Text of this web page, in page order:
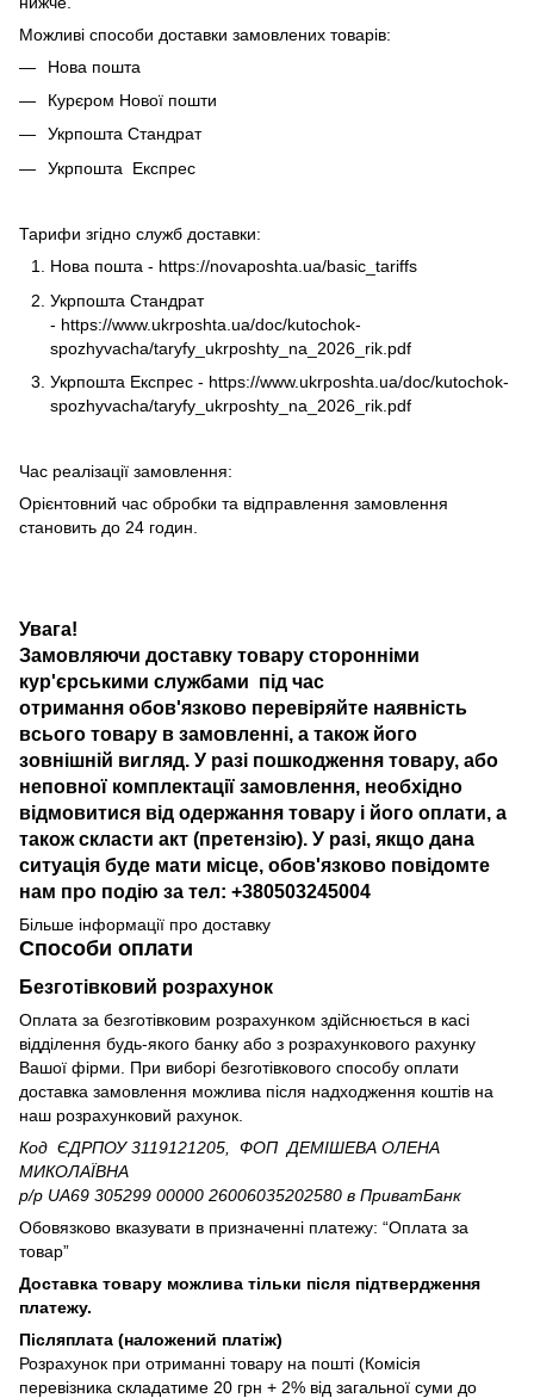
Можливі способи доставки замовлених товарів:
Нова пошта
Курєром Нової пошти
Укрпошта Стандрат
Укрпошта Експрес
Тарифи згідно служб доставки:
Нова пошта - https://novaposhta.ua/basic_tariffs
Укрпошта Стандрат
- https://www.ukrposhta.ua/doc/kutochok-
spozhyvacha/taryfy_ukrposhty_na_2026_rik.pdf
Укрпошта Експрес - https://www.ukrposhta.ua/doc/kutochok-
spozhyvacha/taryfy_ukrposhty_na_2026_rik.pdf
Час реалізації замовлення:
Орієнтовний час обробки та відправлення замовлення
становить до 24 годин.
Увага!
Замовляючи доставку товару сторонніми
кур'єрськими службами під час
отримання обов'язково перевіряйте наявність
всього товару в замовленні, а також його
зовнішній вигляд. У разі пошкодження товару, або
неповної комплектації замовлення, необхідно
відмовитися від одержання товару і його оплати, а
також скласти акт (претензію). У разі, якщо дана
ситуація буде мати місце, обов'язково повідомте
нам про подію за тел: +380503245004
Більше інформації про доставку
Способи оплати
Безготівковий розрахунок
Оплата за безготівковим розрахунком здійснюється в касі
відділення будь-якого банку або з розрахункового рахунку
Вашої фірми. При виборі безготівкового способу оплати
доставка замовлення можлива після надходження коштів на
наш розрахунковий рахунок.
Код ЄДРПОУ 3119121205, ФОП ДЕМІШЕВА ОЛЕНА
МИКОЛАЇВНА
р/р UA69 305299 00000 26006035202580 в ПриватБанк
Обовязково вказувати в призначенні платежу: “Оплата за
товар”
Доставка товару можлива тільки після підтвердження
платежу.
Післяплата (наложений платіж)
Розрахунок при отриманні товару на пошті (Комісія
перевізника складатиме 20 грн + 2% від загальної суми до